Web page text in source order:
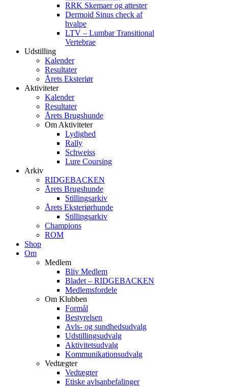
RRK Skemaer og attester
Dermoid Sinus check af
hvalpe
LTV – Lumbar Transitional
Vertebrae
Udstilling
Kalender
Resultater
Årets Eksteriør
Aktiviteter
Kalender
Resultater
Årets Brugshunde
Om Aktiviteter
Lydighed
Rally
Schweiss
Lure Coursing
Arkiv
RIDGEBACKEN
Årets Brugshunde
Stillingsarkiv
Årets Eksteriørhunde
Stillingsarkiv
Champions
ROM
Shop
Om
Medlem
Bliv Medlem
Bladet – RIDGEBACKEN
Medlemsfordele
Om Klubben
Formål
Bestyrelsen
Avls- og sundhedsudvalg
Udstillingsudvalg
Aktivitetsudvalg
Kommunikationsudvalg
Vedtægter
Vedtægter
Etiske avlsanbefalinger